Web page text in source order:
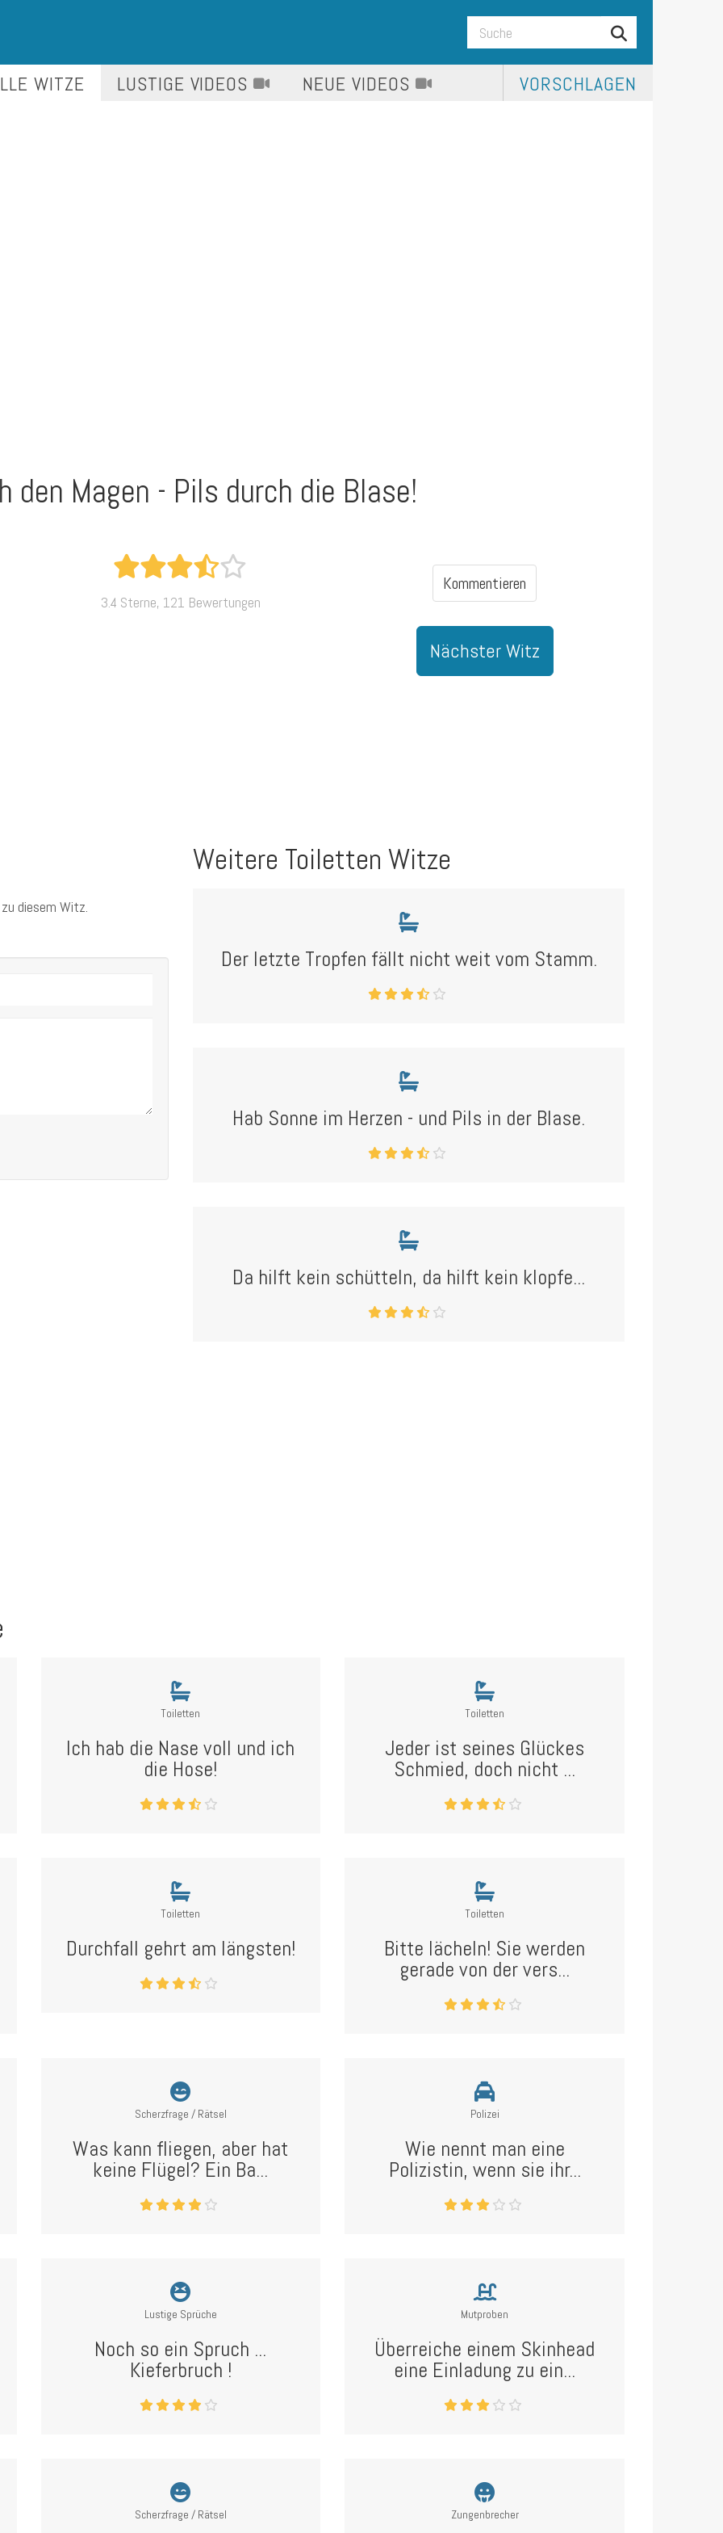
WITZE LUSTIGE VIDEOS NEUE VIDEOS VORSCHLAGEN
den Magen - Pils durch die Blase!
3.4 Sterne, 121 Bewertungen
Kommentieren
Nächster Witz
diesem Witz.
Weitere Toiletten Witze
Der letzte Tropfen fällt nicht weit vom Stamm.
Hab Sonne im Herzen - und Pils in der Blase.
Da hilft kein schütteln, da hilft kein klopfe...
Toiletten
Ich hab die Nase voll und ich
die Hose!
Toiletten
Jeder ist seines Glückes
Schmied, doch nicht ...
Toiletten
Durchfall gehrt am längsten!
Toiletten
Bitte lächeln! Sie werden
gerade von der vers...
Scherzfrage / Rätsel
Was kann fliegen, aber hat
keine Flügel? Ein Ba...
Polizei
Wie nennt man eine
Polizistin, wenn sie ihr...
Lustige Sprüche
Noch so ein Spruch ...
Kieferbruch !
Mutproben
Überreiche einem Skinhead
eine Einladung zu ein...
Scherzfrage / Rätsel Zungenbrecher